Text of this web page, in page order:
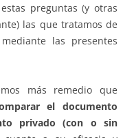
preguntas (y otras
las que tratamos de
las presentes
más remedio que
el documento
privado (con o sin